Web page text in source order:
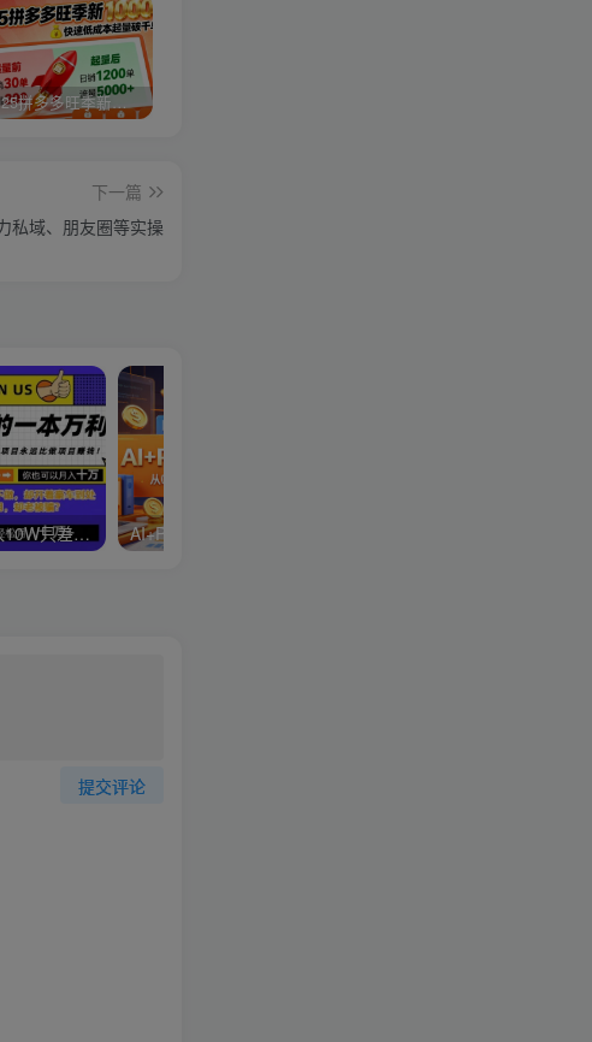
2025拼多多旺季新老店铺——快速低成本起量破千单
下一篇
私域、朋友圈等实操
知识付费，你离月入10W只差一个开始！26年给自己一个机会，挖金子不如买铲子【揭秘】
提交评论